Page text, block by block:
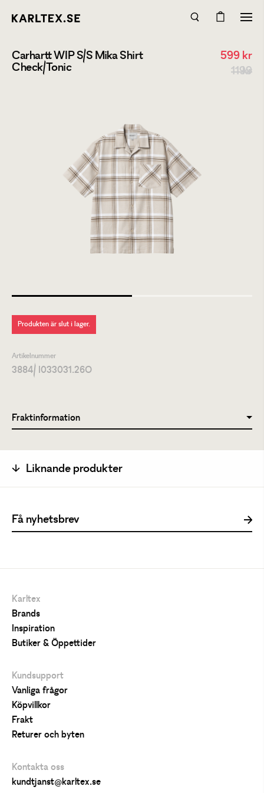
Carhartt WIP S/S Mika Shirt
Check/Tonic
599 kr
1199 kr
Produkten är slut i lager.
Artikelnummer
3884/ I033031.26O
Fraktinformation
Liknande produkter
Karltex
Brands
Inspiration
Butiker & Öppettider
Kundsupport
Vanliga frågor
Köpvillkor
Frakt
Returer och byten
Kontakta oss
kundtjanst@karltex.se